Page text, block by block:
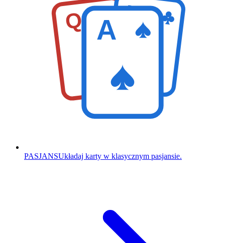
Q K
A
PASJANSUkładaj karty w klasycznym pasjansie.